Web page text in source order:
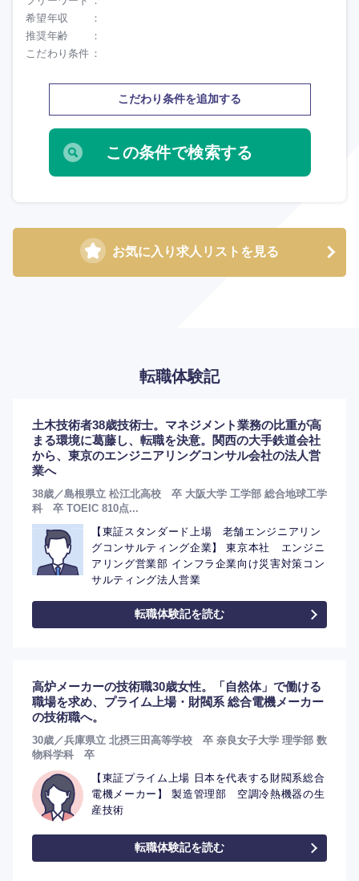
希望年収
推奨年齢
こだわり条件
こだわり条件を追加する
お気に入り求人リストを見る
転職体験記
土木技術者38歳技術士。マネジメント業務の比重が高
まる環境に葛藤し、転職を決意。関西の大手鉄道会社
から、東京のエンジニアリングコンサル会社の法人営
業へ
38歳／島根県立 松江北高校 卒 大阪大学 工学部 総合地球工学
科 卒 TOEIC 810点...
【東証スタンダード上場 老舗エンジニアリン
グコンサルティング企業】 東京本社 エンジニ
アリング営業部 インフラ企業向け災害対策コン
サルティング法人営業
転職体験記を読む
高炉メーカーの技術職30歳女性。「自然体」で働ける
職場を求め、プライム上場・財閥系 総合電機メーカー
の技術職へ。
30歳／兵庫県立 北摂三田高等学校 卒 奈良女子大学 理学部 数
物科学科 卒
【東証プライム上場 日本を代表する財閥系総合
電機メーカー】 製造管理部 空調冷熱機器の生
産技術
転職体験記を読む